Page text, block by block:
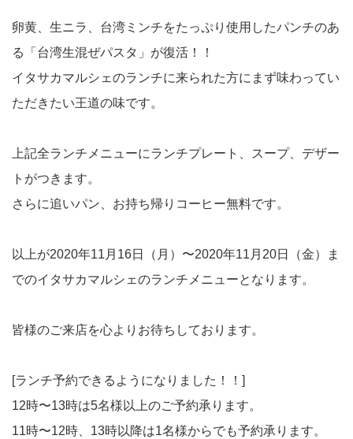
卵黄、生ニラ、台湾ミンチをたっぷり使用したパンチのあ
る「台湾生混ぜパスタ」が復活！！
イタサカマルシェのランチに来られた方にまず味わってい
ただきたい王道の味です。
上記全ランチメニューにランチプレート、スープ、デザー
トがつきます。
さらに追いパン、お持ち帰りコーヒー無料です。
以上が2020年11月16日（月）〜2020年11月20日（金）ま
でのイタサカマルシェのランチメニューとなります。
皆様のご来店を心よりお待ちしております。
[ランチ予約できるようになりました！！]
12時〜13時は5名様以上のご予約承ります。
11時〜12時、13時以降は1名様からでも予約承ります。